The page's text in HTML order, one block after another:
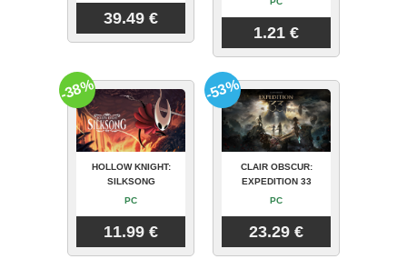
39.49 €
1.21 €
HOLLOW KNIGHT:
SILKSONG
PC
11.99 €
-38%
CLAIR OBSCUR:
EXPEDITION 33
PC
23.29 €
-53%